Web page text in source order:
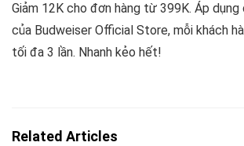
Giảm 12K cho đơn hàng từ 399K. Áp dụng
của Budweiser Official Store, mỗi khách
tối đa 3 lần. Nhanh kẻo hết!
Related Articles